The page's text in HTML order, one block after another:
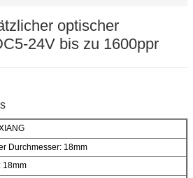
optischer
24V bis zu 1600ppr
Durchmesser: 18mm
18mm